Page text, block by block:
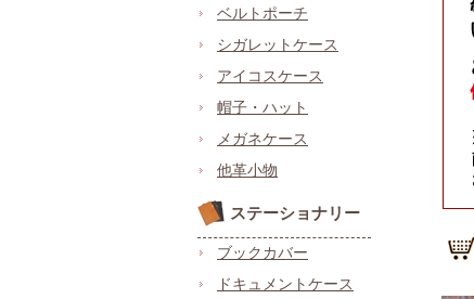
ベルトポーチ
シガレットケース
アイコスケース
帽子・ハット
メガネケース
他革小物
ステーショナリー
ブックカバー
ドキュメントケース